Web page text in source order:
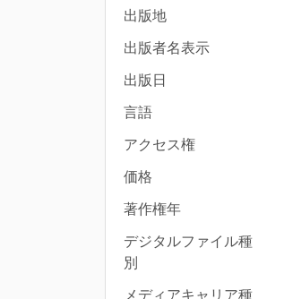
出版地
出版者名表示
出版日
言語
アクセス権
価格
著作権年
デジタルファイル種
別
メディアキャリア種